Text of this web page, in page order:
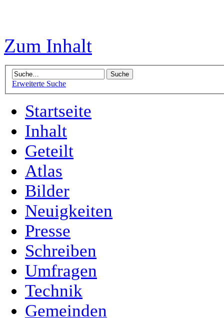
Zum Inhalt
Erweiterte Suche
Startseite
Inhalt
Geteilt
Atlas
Bilder
Neuigkeiten
Presse
Schreiben
Umfragen
Technik
Gemeinden